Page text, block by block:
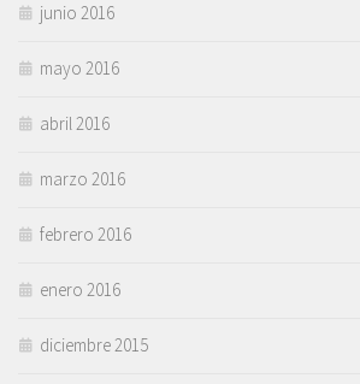
junio 2016
mayo 2016
abril 2016
marzo 2016
febrero 2016
enero 2016
diciembre 2015